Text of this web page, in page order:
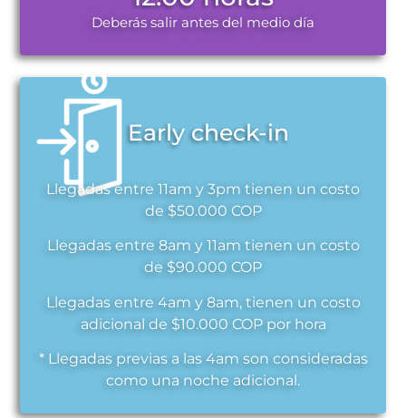
Deberás salir antes del medio día
Early check-in
Llegadas entre 11am y 3pm tienen un costo
de $50.000 COP
Llegadas entre 8am y 11am tienen un costo
de $90.000 COP
Llegadas entre 4am y 8am, tienen un costo
adicional de $10.000 COP por hora
* Llegadas previas a las 4am son consideradas
como una noche adicional.